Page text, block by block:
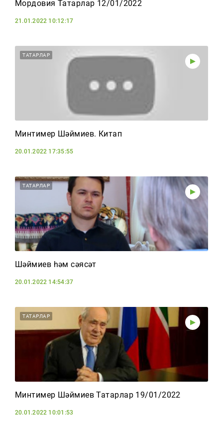
Мордовия Татарлар 12/01/2022
21.01.2022 10:12:17
ТАТАРЛАР
Минтимер Шәймиев. Китап
20.01.2022 17:35:55
ТАТАРЛАР
Шәймиев һәм сәясәт
20.01.2022 14:54:37
ТАТАРЛАР
Минтимер Шәймиев Татарлар 19/01/2022
20.01.2022 10:01:53